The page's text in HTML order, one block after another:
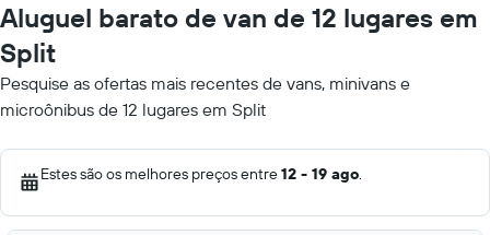
Aluguel barato de van de 12 lugares em
Split
Pesquise as ofertas mais recentes de vans, minivans e
microônibus de 12 lugares em Split
Estes são os melhores preços entre12 - 19 ago.